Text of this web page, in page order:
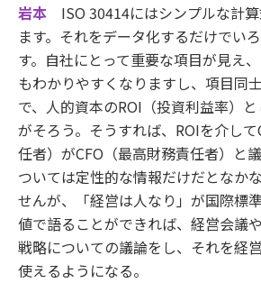
岩本 ISO 30414にはシンプルな計
ます。それをデータ化するだけでい
す。自社にとって重要な項目が見え
もわかりやすくなりますし、項目同
で、人的資本のROI（投資利益率）
がそろう。そうすれば、ROIを介し
任者）がCFO（最高財務責任者）と
ついては定性的な情報だけだとなか
せんが、「経営は人なり」が国際標
値で語ることができれば、経営会議
戦略についての議論をし、それを経
使えるようになる。